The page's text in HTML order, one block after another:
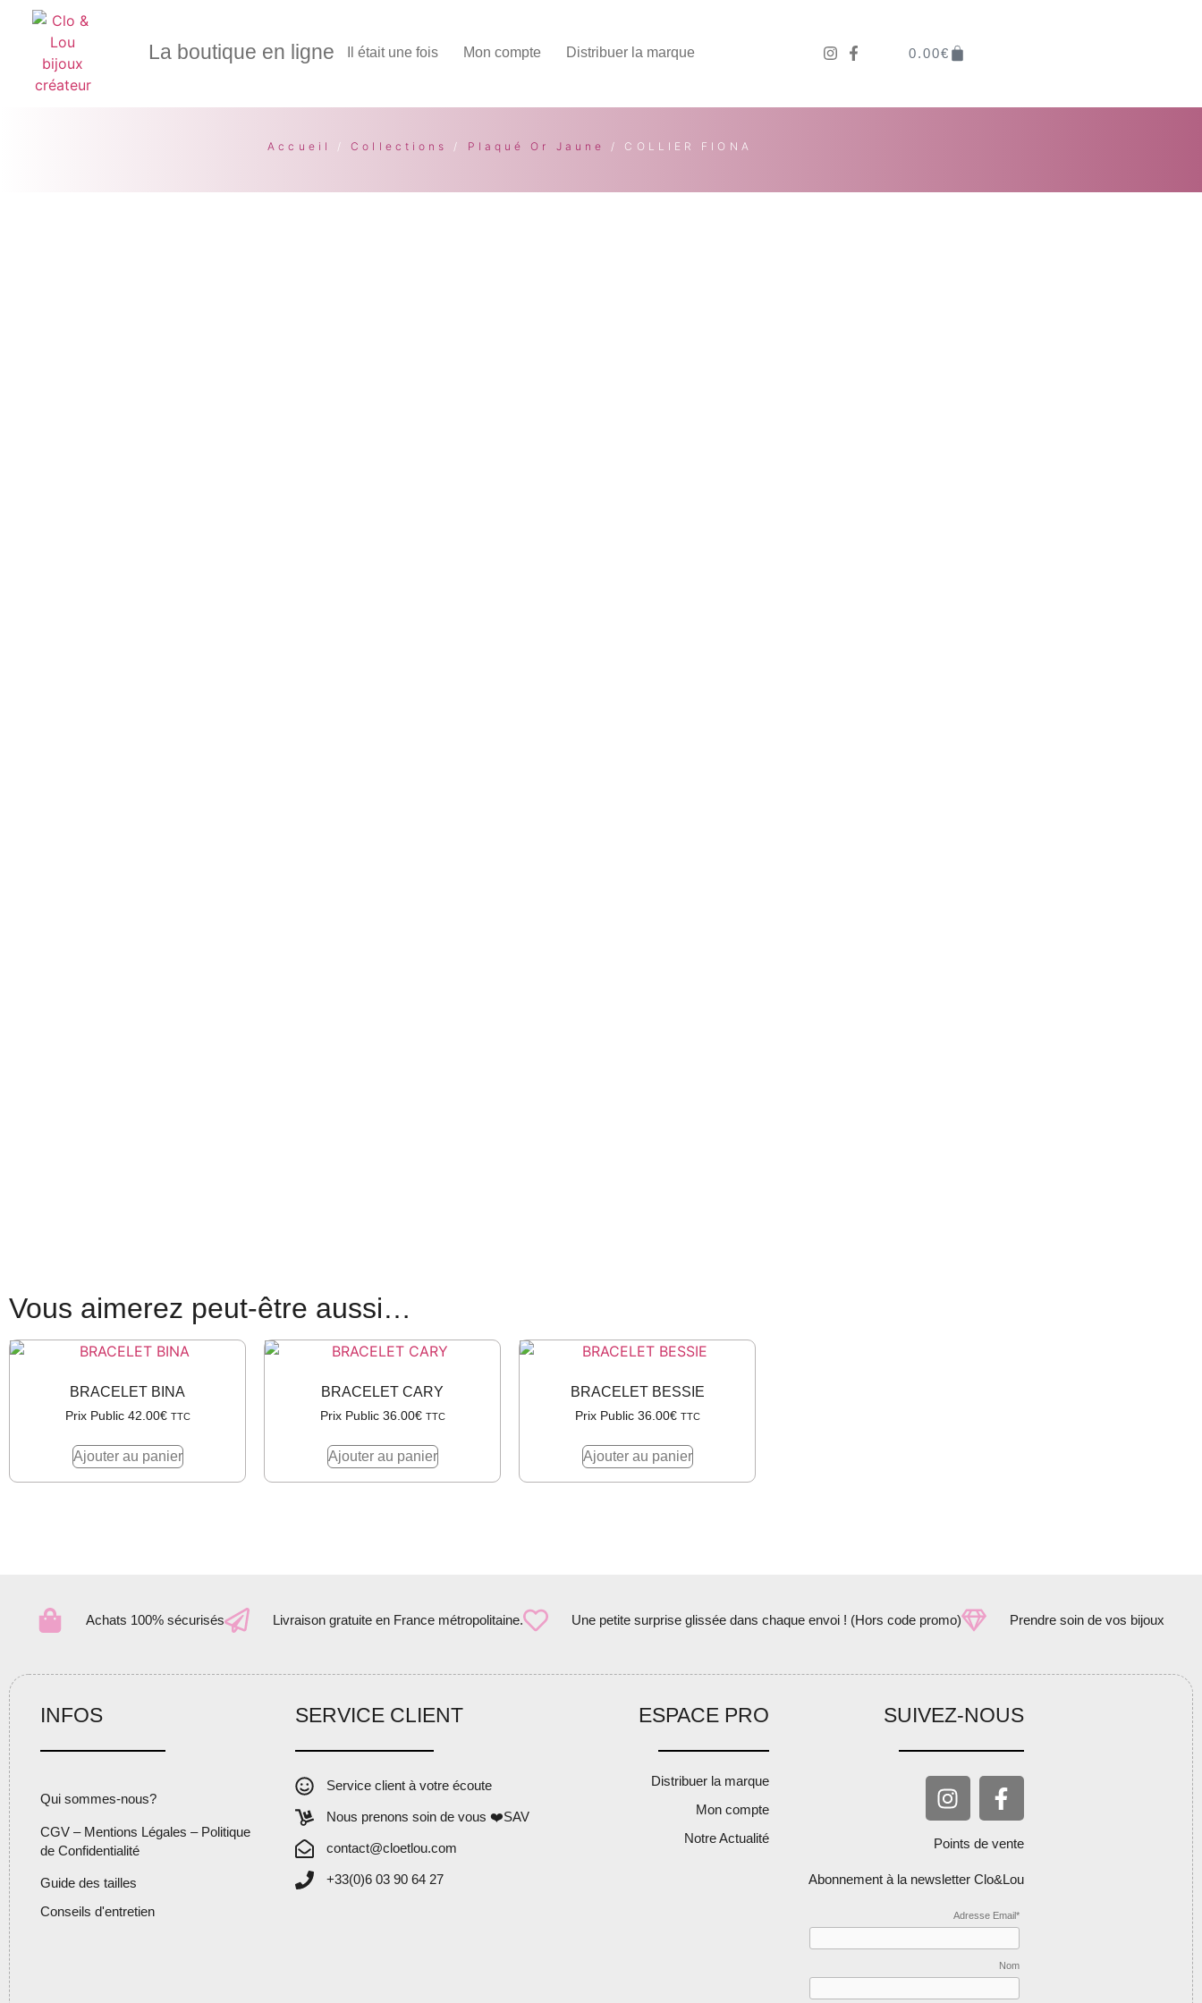
La boutique en ligne Il était une fois Mon compte Distribuer la marque 0.00€
Accueil /Collections / Plaqué Or Jaune / COLLIER FIONA
Vous aimerez peut-être aussi…
BRACELET BINA
Prix Public 42.00€ TTC
Ajouter au panier
BRACELET CARY
Prix Public 36.00€ TTC
Ajouter au panier
BRACELET BESSIE
Prix Public 36.00€ TTC
Ajouter au panier
Achats 100% sécurisés Livraison gratuite en France métropolitaine. Une petite surprise glissée dans chaque envoi ! (Hors code promo) Prendre soin de vos bijoux
INFOS
Qui sommes-nous?
CGV – Mentions Légales – Politique
de Confidentialité
Guide des tailles
Conseils d'entretien
SERVICE CLIENT
Service client à votre écoute
Nous prenons soin de vous ❤️SAV
contact@cloetlou.com
+33(0)6 03 90 64 27
ESPACE PRO
Distribuer la marque
Mon compte
Notre Actualité
SUIVEZ-NOUS
Points de vente
Abonnement à la newsletter Clo&Lou
Adresse Email*
Nom